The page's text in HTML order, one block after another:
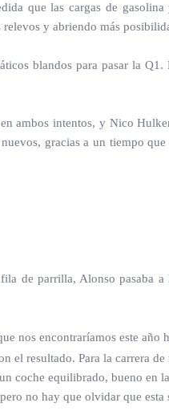
que las cargas de
y abriendo más
blandos para pasar la
ambos intentos, y Nico
gracias a un tiempo
de parrilla, Alonso pasaba
nos encontraríamos este año
resultado. Para la carrera
coche equilibrado, bueno en
no hay que olvidar que